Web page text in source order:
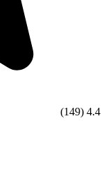
4.4
(149)